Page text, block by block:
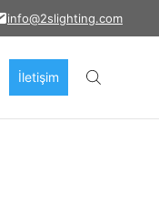
info@2slighting.com
İletişim